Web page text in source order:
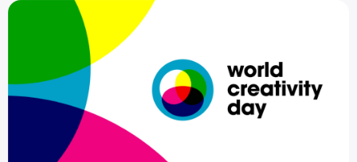
World Creativity Day: maior festival colaborativo de